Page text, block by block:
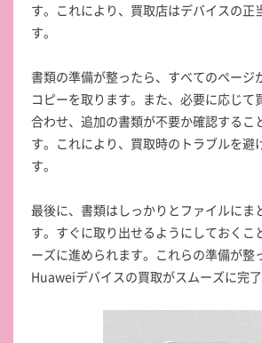
す。これにより、買取店はデバイスの正
す。
書類の準備が整ったら、すべてのページ
コピーを取ります。また、必要に応じて
合わせ、追加の書類が不要か確認するこ
す。これにより、買取時のトラブルを避
す。
最後に、書類はしっかりとファイルにま
す。すぐに取り出せるようにしておくこ
ーズに進められます。これらの準備が整
Huaweiデバイスの買取がスムーズに完了